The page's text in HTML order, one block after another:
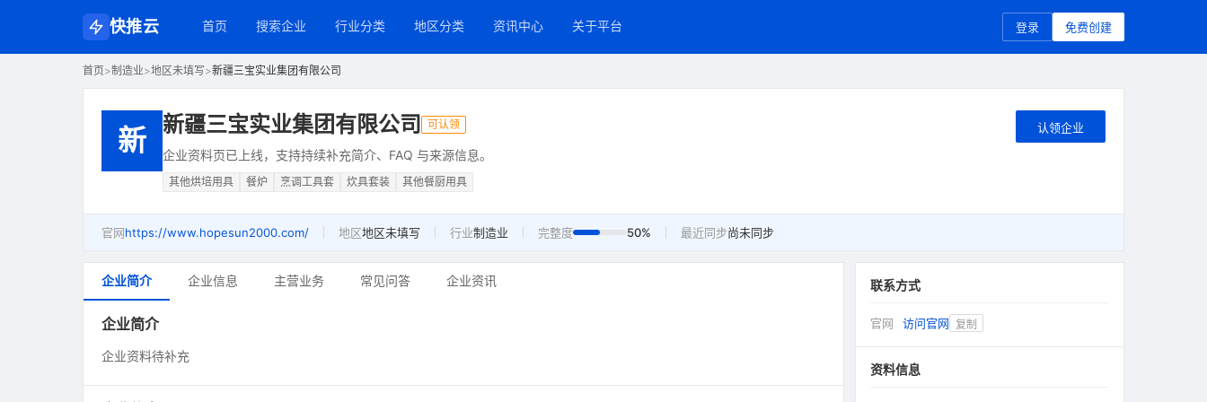
快推云 首页 搜索企业 行业分类 地区分类 资讯中心 关于平台 登录 免费创建
首页>制造业>地区未填写>新疆三宝实业集团有限公司
新 新疆三宝实业集团有限公司 可认领
企业资料页已上线，支持持续补充简介、FAQ 与来源信息。
其他烘培用具 餐炉 烹调工具套 炊具套装 其他餐厨用具
认领企业
官网https://www.hopesun2000.com/ 地区地区未填写 行业制造业 完整度 50% 最近同步尚未同步
企业简介 企业信息 主营业务 常见问答 企业资讯
企业简介
企业资料待补充
联系方式
官网 访问官网 复制
资料信息